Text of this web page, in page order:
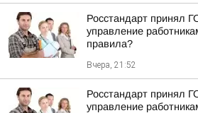
Росстандарт принял
управление
правила?
Вчера, 21:52
Росстандарт принял
управление